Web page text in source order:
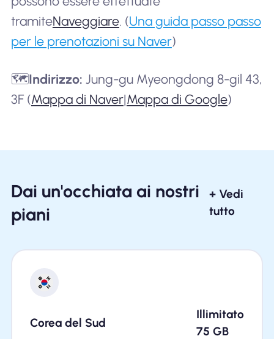
tramiteNaveggiare. (Una guida passo passo
per le prenotazioni su Naver)
🗺️Indirizzo: Jung-gu Myeongdong 8-gil 43,
3F (Mappa di Naver|Mappa di Google)
Dai un'occhiata ai nostri
piani
+ Vedi
tutto
Corea del Sud
Illimitato
75 GB